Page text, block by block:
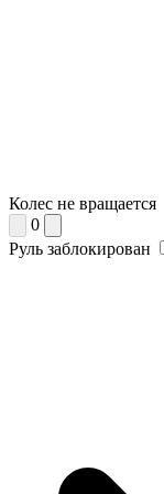
Колес не вращается
0
Руль заблокирован